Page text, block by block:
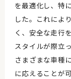
を最適化し、特
した。これによ
く、安全な走行
スタイルが際立
さまざまな車種
に応えることが